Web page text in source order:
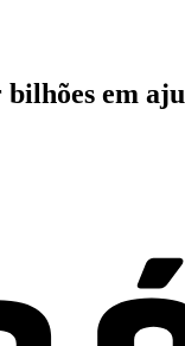
bilhões em